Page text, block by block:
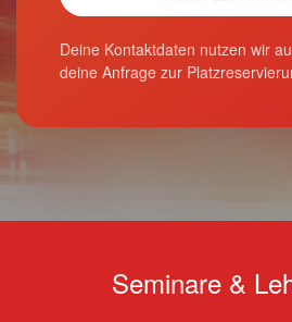
Deine Kontaktdaten nutzen wir
deine Anfrage zur
Seminare &